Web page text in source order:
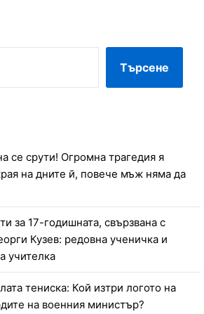
Търсене
се срути! Огромна трагедия я
на дните й, повече мъж няма да
за 17-годишната, свързвана с
Кузев: редовна ученичка и
учителка
тениска: Кой изтри логото на
на военния министър?